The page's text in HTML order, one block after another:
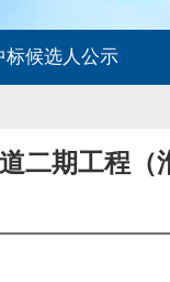
标候选人公示
二期工程（